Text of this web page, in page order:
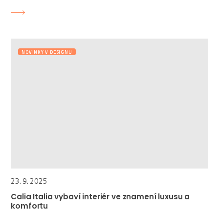
NOVINKY V DESIGNU
23. 9. 2025
Calia Italia vybaví interiér ve znamení luxusu a
komfortu